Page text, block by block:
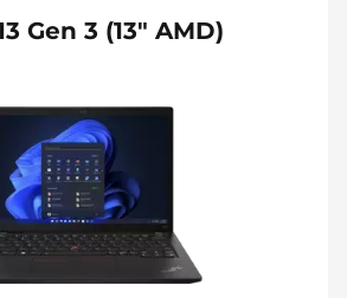
Gen 3 (13" AMD)